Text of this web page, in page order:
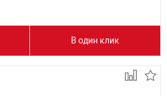
В один клик